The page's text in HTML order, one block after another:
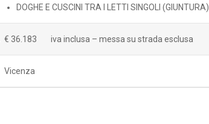
DOGHE E CUSCINI TRA I LETTI SINGOLI (GIUNTURA)
€ 36.183 iva inclusa – messa su strada esclusa
Vicenza